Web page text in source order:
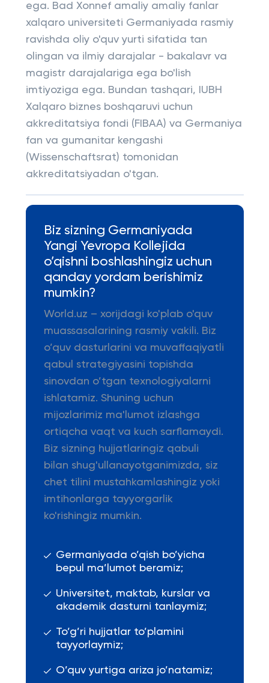
ega. Bad Xonnef amaliy amaliy fanlar
xalqaro universiteti Germaniyada rasmiy
ravishda oliy o'quv yurti sifatida tan
olingan va ilmiy darajalar - bakalavr va
magistr darajalariga ega bo'lish
imtiyoziga ega. Bundan tashqari, IUBH
Xalqaro biznes boshqaruvi uchun
akkreditatsiya fondi (FIBAA) va Germaniya
fan va gumanitar kengashi
(Wissenschaftsrat) tomonidan
akkreditatsiyadan o'tgan.
Biz sizning Germaniyada
Yangi Yevropa Kollejida
o’qishni boshlashingiz uchun
qanday yordam berishimiz
mumkin?
World.uz – xorijdagi ko'plab o'quv
muassasalarining rasmiy vakili. Biz
o’quv dasturlarini va muvaffaqiyatli
qabul strategiyasini topishda
sinovdan o’tgan texnologiyalarni
ishlatamiz. Shuning uchun
mijozlarimiz ma'lumot izlashga
ortiqcha vaqt va kuch sarflamaydi.
Biz sizning hujjatlaringiz qabuli
bilan shug'ullanayotganimizda, siz
chet tilini mustahkamlashingiz yoki
imtihonlarga tayyorgarlik
ko'rishingiz mumkin.
Germaniyada o’qish bo’yicha
bepul ma’lumot beramiz;
Universitet, maktab, kurslar va
akademik dasturni tanlaymiz;
To’g’ri hujjatlar to’plamini
tayyorlaymiz;
O’quv yurtiga ariza jo’natamiz;